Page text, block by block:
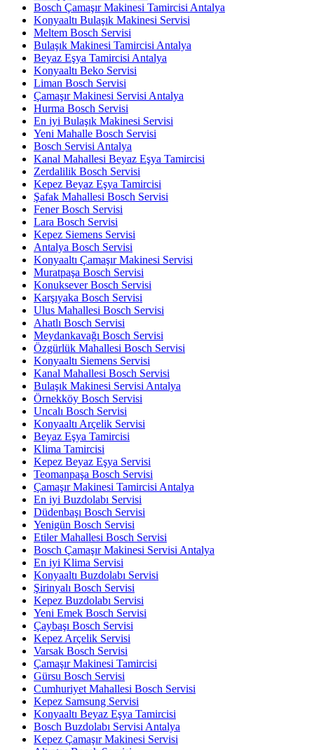
Bosch Çamaşır Makinesi Tamircisi Antalya
Konyaaltı Bulaşık Makinesi Servisi
Meltem Bosch Servisi
Bulaşık Makinesi Tamircisi Antalya
Beyaz Eşya Tamircisi Antalya
Konyaaltı Beko Servisi
Liman Bosch Servisi
Çamaşır Makinesi Servisi Antalya
Hurma Bosch Servisi
En iyi Bulaşık Makinesi Servisi
Yeni Mahalle Bosch Servisi
Bosch Servisi Antalya
Kanal Mahallesi Beyaz Eşya Tamircisi
Zerdalilik Bosch Servisi
Kepez Beyaz Eşya Tamircisi
Şafak Mahallesi Bosch Servisi
Fener Bosch Servisi
Lara Bosch Servisi
Kepez Siemens Servisi
Antalya Bosch Servisi
Konyaaltı Çamaşır Makinesi Servisi
Muratpaşa Bosch Servisi
Konuksever Bosch Servisi
Karşıyaka Bosch Servisi
Ulus Mahallesi Bosch Servisi
Ahatlı Bosch Servisi
Meydankavağı Bosch Servisi
Özgürlük Mahallesi Bosch Servisi
Konyaaltı Siemens Servisi
Kanal Mahallesi Bosch Servisi
Bulaşık Makinesi Servisi Antalya
Örnekköy Bosch Servisi
Uncalı Bosch Servisi
Konyaaltı Arçelik Servisi
Beyaz Eşya Tamircisi
Klima Tamircisi
Kepez Beyaz Eşya Servisi
Teomanpaşa Bosch Servisi
Çamaşır Makinesi Tamircisi Antalya
En iyi Buzdolabı Servisi
Düdenbaşı Bosch Servisi
Yenigün Bosch Servisi
Etiler Mahallesi Bosch Servisi
Bosch Çamaşır Makinesi Servisi Antalya
En iyi Klima Servisi
Konyaaltı Buzdolabı Servisi
Şirinyalı Bosch Servisi
Kepez Buzdolabı Servisi
Yeni Emek Bosch Servisi
Çaybaşı Bosch Servisi
Kepez Arçelik Servisi
Varsak Bosch Servisi
Çamaşır Makinesi Tamircisi
Gürsu Bosch Servisi
Cumhuriyet Mahallesi Bosch Servisi
Kepez Samsung Servisi
Konyaaltı Beyaz Eşya Tamircisi
Bosch Buzdolabı Servisi Antalya
Kepez Çamaşır Makinesi Servisi